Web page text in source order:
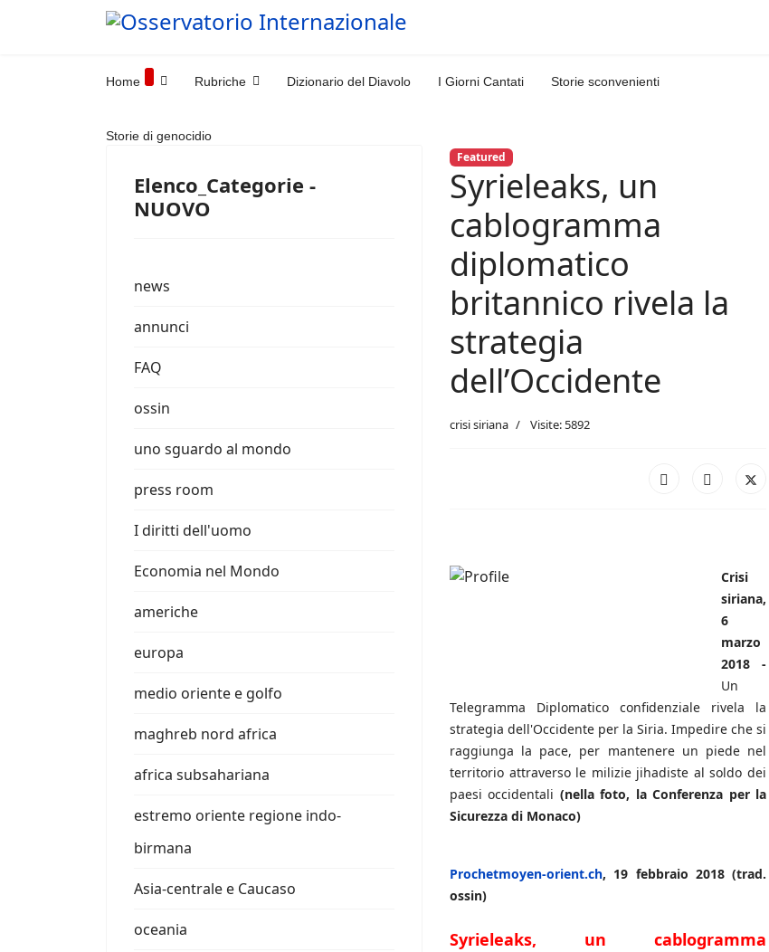
Home Rubriche Dizionario del Diavolo I Giorni Cantati Storie sconvenienti
Storie di genocidio
Elenco_Categorie -
NUOVO
news
annunci
FAQ
ossin
uno sguardo al mondo
press room
I diritti dell'uomo
Economia nel Mondo
americhe
europa
medio oriente e golfo
maghreb nord africa
africa subsahariana
estremo oriente regione indo-
birmana
Asia-centrale e Caucaso
oceania
Featured
Syrieleaks, un
cablogramma
diplomatico
britannico rivela la
strategia
dell’Occidente
crisi siriana Visite: 5892
Crisi
siriana,
6
marzo
2018 -
Un
Telegramma Diplomatico confidenziale rivela la
strategia dell'Occidente per la Siria. Impedire che si
raggiunga la pace, per mantenere un piede nel
territorio attraverso le milizie jihadiste al soldo dei
paesi occidentali (nella foto, la Conferenza per la
Sicurezza di Monaco)
Prochetmoyen-orient.ch, 19 febbraio 2018 (trad.
ossin)
Syrieleaks, un cablogramma